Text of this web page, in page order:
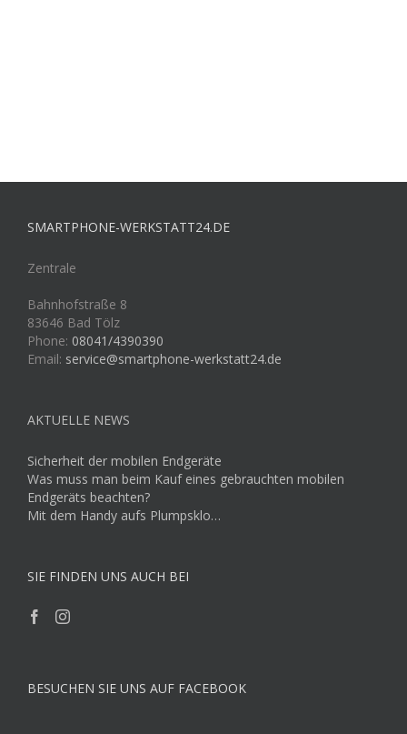
SMARTPHONE-WERKSTATT24.DE
Zentrale
Bahnhofstraße 8
83646 Bad Tölz
Phone: 08041/4390390
Email: service@smartphone-werkstatt24.de
AKTUELLE NEWS
Sicherheit der mobilen Endgeräte
Was muss man beim Kauf eines gebrauchten mobilen
Endgeräts beachten?
Mit dem Handy aufs Plumpsklo…
SIE FINDEN UNS AUCH BEI
BESUCHEN SIE UNS AUF FACEBOOK